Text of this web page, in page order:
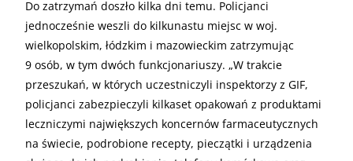
Do zatrzymań doszło kilka dni temu. Policjanci
jednocześnie weszli do kilkunastu miejsc w woj.
wielkopolskim, łódzkim i mazowieckim zatrzymując
9 osób, w tym dwóch funkcjonariuszy. „W trakcie
przeszukań, w których uczestniczyli inspektorzy z GIF,
policjanci zabezpieczyli kilkaset opakowań z produktami
leczniczymi największych koncernów farmaceutycznych
na świecie, podrobione recepty, pieczątki i urządzenia